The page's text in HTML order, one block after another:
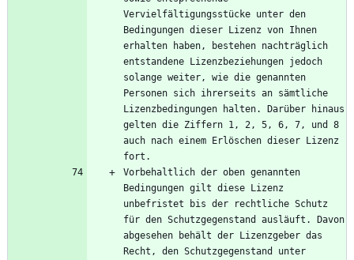
Vervielfältigungsstücke unter den
Bedingungen dieser Lizenz von Ihnen
erhalten haben, bestehen nachträglich
entstandene Lizenzbeziehungen jedoch
solange weiter, wie die genannten
Personen sich ihrerseits an sämtliche
Lizenzbedingungen halten. Darüber hinaus
gelten die Ziffern 1, 2, 5, 6, 7, und 8
auch nach einem Erlöschen dieser Lizenz
Vorbehaltlich der oben genannten
Bedingungen gilt diese Lizenz
unbefristet bis der rechtliche Schutz
für den Schutzgegenstand ausläuft. Davon
abgesehen behält der Lizenzgeber das
Recht, den Schutzgegenstand unter